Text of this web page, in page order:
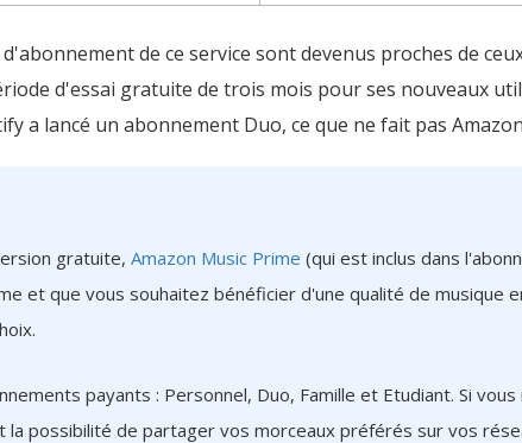
de ce service sont devenus proches de
d'essai gratuite de trois mois pour ses nouveaux
a lancé un abonnement Duo, ce que ne fait pas
gratuite, Amazon Music Prime (qui est inclus dans
et que vous souhaitez bénéficier d'une qualité de musique
payants : Personnel, Duo, Famille et Etudiant. Si vous
possibilité de partager vos morceaux préférés sur vos